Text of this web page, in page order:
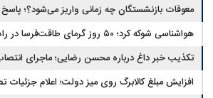
معوقات بازنشستگان چه زمانی واریز می‌شود؟؛
هواشناسی شوکه کرد؛ ۵۰ روز گرمای طاقت‌فرسا در راه است
تکذیب خبر داغ درباره محسن رضایی؛ ماجرای
افزایش مبلغ کالابرگ روی میز دولت؛ اعلام جزئیات